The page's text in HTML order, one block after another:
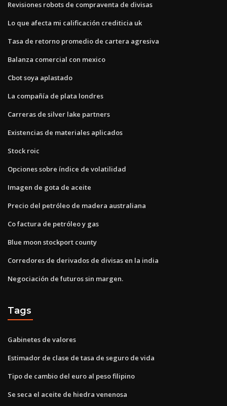
Revisiones robots de compraventa de divisas
Lo que afecta mi calificación crediticia uk
Tasa de retorno promedio de cartera agresiva
Balanza comercial con mexico
Cbot soya aplastado
La compañía de plata londres
Carreras de silver lake partners
Existencias de materiales aplicados
Stock roic
Opciones sobre índice de volatilidad
Imagen de gota de aceite
Precio del petróleo de madera australiana
Co factura de petróleo y gas
Blue moon stockport county
Corredores de derivados de divisas en la india
Negociación de futuros sin margen.
Tags
Gabinetes de valores
Estimador de clase de tasa de seguro de vida
Tipo de cambio del euro al peso filipino
Se seca el aceite de hiedra venenosa